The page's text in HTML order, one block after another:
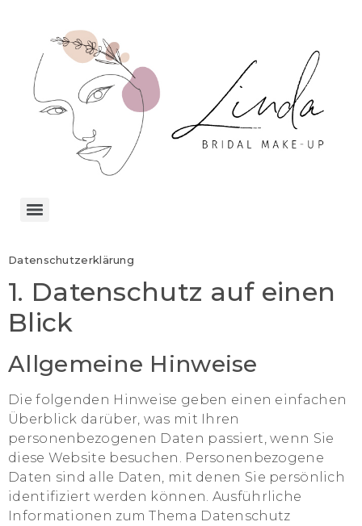
Datenschutz­erklärung
1. Datenschutz auf einen
Blick
Allgemeine Hinweise
Die folgenden Hinweise geben einen einfachen
Überblick darüber, was mit Ihren
personenbezogenen Daten passiert, wenn Sie
diese Website besuchen. Personenbezogene
Daten sind alle Daten, mit denen Sie persönlich
identifiziert werden können. Ausführliche
Informationen zum Thema Datenschutz